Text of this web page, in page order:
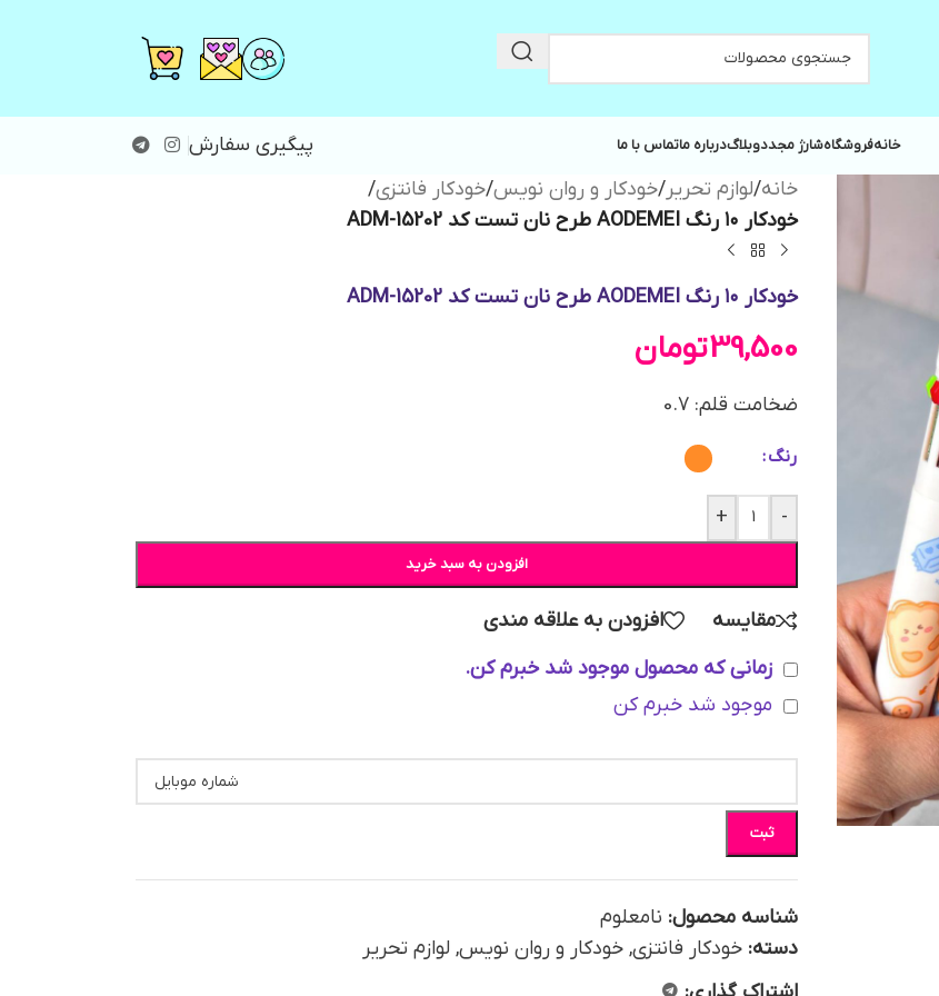
خانهفروشگاهشارژ مجددوبلاگدرباره ماتماس با ما پیگیری سفارش
خانه/لوازم تحریر/خودکار و روان نویس/خودکار فانتزی/
خودکار ۱۰ رنگ AODEMEI طرح نان تست کد ADM-15202
خودکار ۱۰ رنگ AODEMEI طرح نان تست کد ADM-15202
39,500تومان
ضخامت قلم: 0.7
رنگ
-
+
افزودن به سبد خرید
مقایسه
افزودن به علاقه مندی
زمانی که محصول موجود شد خبرم کن.
موجود شد خبرم کن
ثبت
شناسه محصول: نامعلوم
دسته: خودکار فانتزی, خودکار و روان نویس, لوازم تحریر